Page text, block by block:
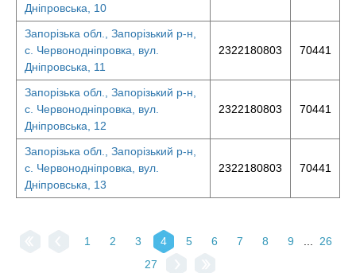
Дніпровська, 10
Запорізька обл., Запорізький р-н,
с. Червонодніпровка, вул.
Дніпровська, 11
2322180803 70441
Запорізька обл., Запорізький р-н,
с. Червонодніпровка, вул.
Дніпровська, 12
2322180803 70441
Запорізька обл., Запорізький р-н,
с. Червонодніпровка, вул.
Дніпровська, 13
2322180803 70441
1 2 3 4 5 6 7 8 9
26
27